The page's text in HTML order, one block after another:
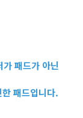
패드가 아닌
패드입니다.